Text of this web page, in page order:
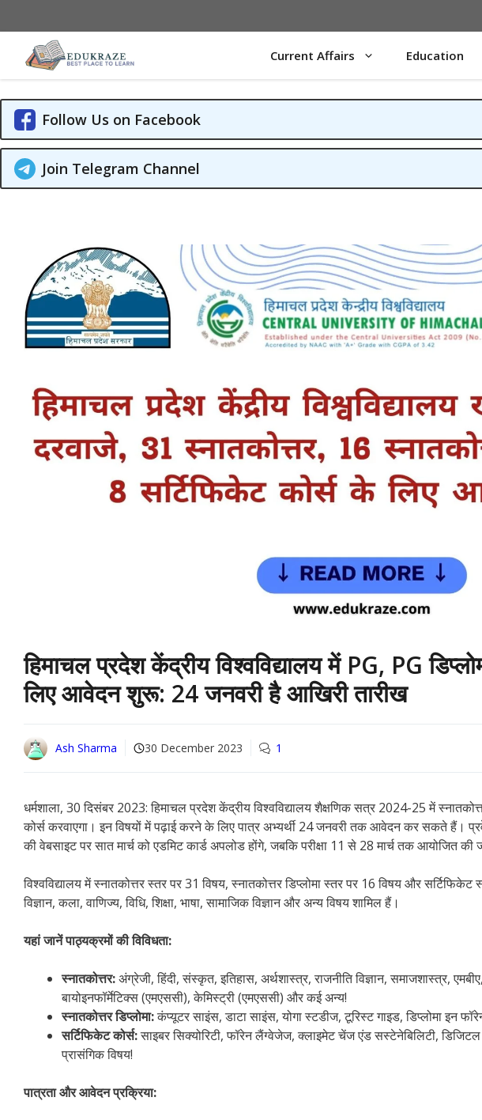
to
content
Current Affairs Education
Follow Us on Facebook
Join Telegram Channel
हिमाचल प्रदेश केंद्रीय विश्वविद्यालय में PG, PG
लिए आवेदन शुरू: 24 जनवरी है आखिरी तारीख
Ash Sharma 30 December 2023 1
धर्मशाला, 30 दिसंबर 2023: हिमाचल प्रदेश केंद्रीय विश्वविद्यालय शैक्षणिक सत्र 2024-25 में
कोर्स करवाएगा। इन विषयों में पढ़ाई करने के लिए पात्र अभ्यर्थी 24 जनवरी तक आवेदन कर सकते हैं।
की वेबसाइट पर सात मार्च को एडमिट कार्ड अपलोड होंगे, जबकि परीक्षा 11 से 28 मार्च तक आयोजित की
विश्वविद्यालय में स्नातकोत्तर स्तर पर 31 विषय, स्नातकोत्तर डिप्लोमा स्तर पर 16 विषय और
विज्ञान, कला, वाणिज्य, विधि, शिक्षा, भाषा, सामाजिक विज्ञान और अन्य विषय शामिल हैं।
यहां जानें पाठ्यक्रमों की विविधता:
स्नातकोत्तर:अंग्रेजी, हिंदी, संस्कृत, इतिहास, अर्थशास्त्र, राजनीति विज्ञान, समाजशास्त्र,
बायोइनफॉर्मेटिक्स (एमएससी), केमिस्ट्री (एमएससी) और कई अन्य!
स्नातकोत्तर डिप्लोमा:कंप्यूटर साइंस, डाटा साइंस, योगा स्टडीज, टूरिस्ट गाइड, डिप्लोमा इन
सर्टिफिकेट कोर्स:साइबर सिक्योरिटी, फॉरेन लैंग्वेजेज, क्लाइमेट चेंज एंड सस्टेनेबिलिटी,
प्रासंगिक विषय!
पात्रता और आवेदन प्रक्रिया: